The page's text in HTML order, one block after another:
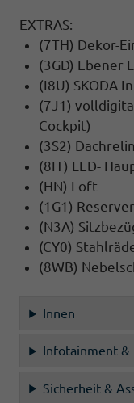
EXTRAS:
(7TH) Dekor-
(3GD) Ebener
(I8U) SKODA
(7J1)
Cockpit)
(3S2)
(8IT) LED-
(HN) Loft
(1G1)
(N3A)
(CY0)
(8WB)
Innen
Infotainment &
Sicherheit &